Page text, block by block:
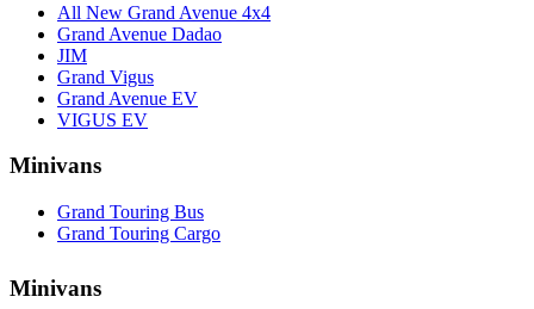
All New Grand Avenue 4x4
Grand Avenue Dadao
JIM
Grand Vigus
Grand Avenue EV
VIGUS EV
Minivans
Grand Touring Bus
Grand Touring Cargo
Minivans